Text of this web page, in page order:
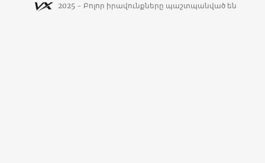
2025 - Բոլոր իրավունքները պաշտպանված են